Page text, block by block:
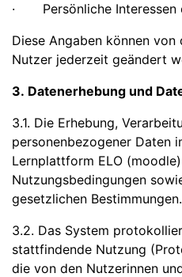
· Persönliche Interessen
Diese Angaben können von
Nutzer jederzeit geändert
3. Datenerhebung und
3.1. Die Erhebung,
personenbezogener Daten
Lernplattform ELO
Nutzungsbedingungen
gesetzlichen Bestimmungen.
3.2. Das System
stattfindende Nutzung
die von den Nutzerinnen